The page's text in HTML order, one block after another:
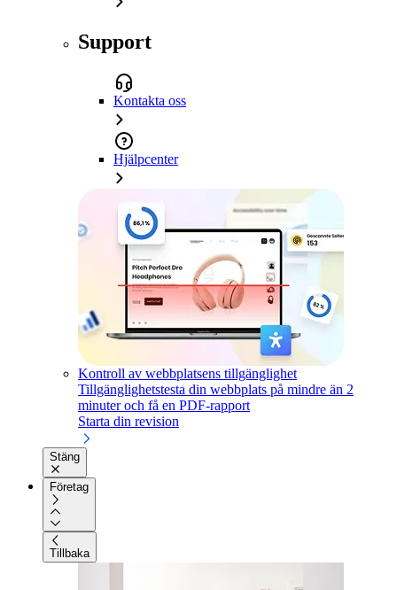
Support
Kontakta oss
Hjälpcenter
Kontroll av webbplatsens tillgänglighet
Tillgänglighetstesta din webbplats på mindre än 2
minuter och få en PDF-rapport
Starta din revision
Stäng
Företag
Tillbaka